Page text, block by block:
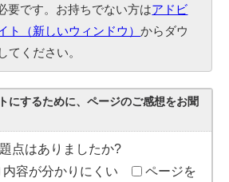
要です。お持ちでない方はアドビ
ト（新しいウィンドウ）からダウ
てください。
にするために、ページのご感想をお聞
点はありましたか?
内容が分かりにくい
ページを